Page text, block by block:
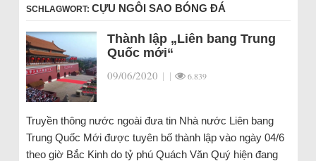
SCHLAGWORT: CỰU NGÔI SAO BÓNG ĐÁ
Thành lập „Liên bang Trung
Quốc mới“
09/06/2020 | | 6.839
Truyền thông nước ngoài đưa tin Nhà nước Liên bang
Trung Quốc Mới được tuyên bố thành lập vào ngày 04/6
theo giờ Bắc Kinh do tỷ phú Quách Văn Quý hiện đang